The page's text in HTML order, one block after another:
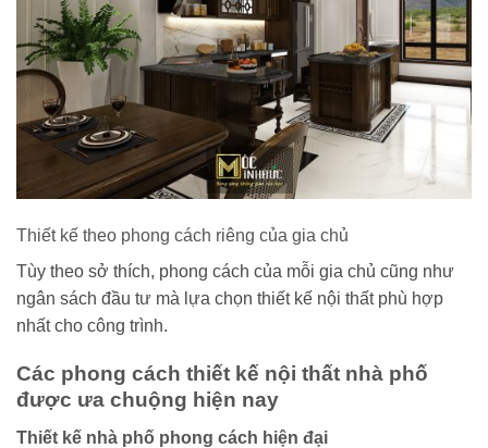
Thiết kế theo phong cách riêng của gia chủ
Tùy theo sở thích, phong cách của mỗi gia chủ cũng như
ngân sách đầu tư mà lựa chọn thiết kế nội thất phù hợp
nhất cho công trình.
Các phong cách thiết kế nội thất nhà phố
được ưa chuộng hiện nay
Thiết kế nhà phố phong cách hiện đại